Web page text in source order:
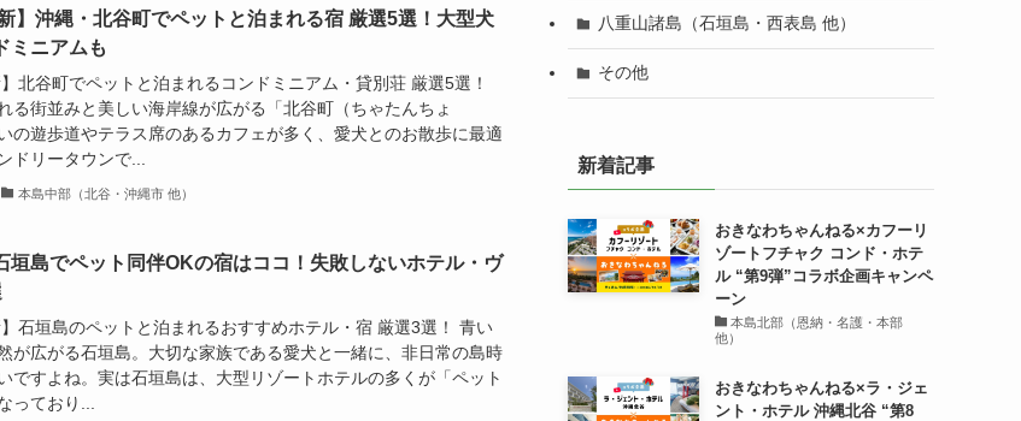
】沖縄・北谷町でペットと泊まれる宿 厳選5選！大型犬
ミニアムも
】北谷町でペットと泊まれるコンドミニアム・貸別荘 厳選5選！
る街並みと美しい海岸線が広がる「北谷町（ちゃたんちょ
の遊歩道やテラス席のあるカフェが多く、愛犬とのお散歩に最適
ドリータウンで...
本島中部（北谷・沖縄市 他）
垣島でペット同伴OKの宿はココ！失敗しないホテル・ヴ
】石垣島のペットと泊まれるおすすめホテル・宿 厳選3選！ 青い
が広がる石垣島。大切な家族である愛犬と一緒に、非日常の島時
ですよね。実は石垣島は、大型リゾートホテルの多くが「ペット
っており...
八重山諸島（石垣島・西表島 他）
その他
新着記事
おきなわちゃんねる×カフーリ
ゾートフチャク コンド・ホテ
ル “第9弾”コラボ企画キャンペ
ーン
本島北部（恩納・名護・本部
他）
おきなわちゃんねる×ラ・ジェ
ント・ホテル 沖縄北谷 “第8